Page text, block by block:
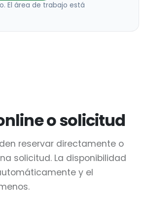
El área de trabajo está
o solicitud
reservar directamente o
solicitud. La disponibilidad
y el